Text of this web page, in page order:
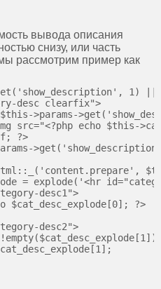
вывода описания
снизу, или часть
рассмотрим пример как
1) ||
= explode('<hr
desc1">
$cat_desc_explode[0]; ?>
desc2">